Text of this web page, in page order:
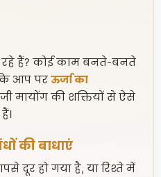
रहे हैं? कोई काम बनते-बनते
आप पर ऊर्जा का
मायोंग की शक्तियों से ऐसे
की बाधाएं
दूर हो गया है, या रिश्ते में